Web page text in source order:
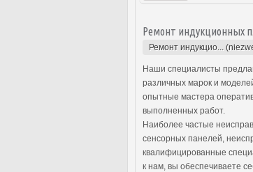
Ремонт индукционных
Ремонт индукцио...
Наши специалисты
различных марок и
опытные мастера
выполненных работ.
Наиболее частые
сенсорных панелей,
квалифицированные
к нам, вы обеспечиваете